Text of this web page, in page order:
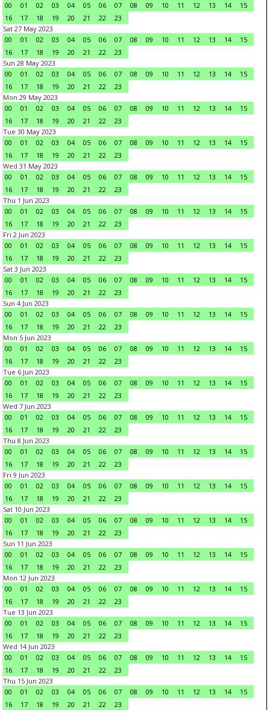
00
01 02 03 04 05 06 07 08 09 10 11 12 13 14
15
16
17 18 19 20 21 22
23
Sat 27 May 2023
00
01 02 03 04 05 06 07 08 09 10 11 12 13 14
15
16
17 18 19 20 21 22
23
Sun 28 May 2023
00
01 02 03 04 05 06 07 08 09 10 11 12 13 14
15
16
17 18 19 20 21 22
23
Mon 29 May 2023
00
01 02 03 04 05 06 07 08 09 10 11 12 13 14
15
16
17 18 19 20 21 22
23
Tue 30 May 2023
00
01 02 03 04 05 06 07 08 09 10 11 12 13 14
15
16
17 18 19 20 21 22
23
Wed 31 May 2023
00
01 02 03 04 05 06 07 08 09 10 11 12 13 14
15
16
17 18 19 20 21 22
23
Thu 1 Jun 2023
00
01 02 03 04 05 06 07 08 09 10 11 12 13 14
15
16
17 18 19 20 21 22
23
Fri 2 Jun 2023
00
01 02 03 04 05 06 07 08 09 10 11 12 13 14
15
16
17 18 19 20 21 22
23
Sat 3 Jun 2023
00
01 02 03 04 05 06 07 08 09 10 11 12 13 14
15
16
17 18 19 20 21 22
23
Sun 4 Jun 2023
00
01 02 03 04 05 06 07 08 09 10 11 12 13 14
15
16
17 18 19 20 21 22
23
Mon 5 Jun 2023
00
01 02 03 04 05 06 07 08 09 10 11 12 13 14
15
16
17 18 19 20 21 22
23
Tue 6 Jun 2023
00
01 02 03 04 05 06 07 08 09 10 11 12 13 14
15
16
17 18 19 20 21 22
23
Wed 7 Jun 2023
00
01 02 03 04 05 06 07 08 09 10 11 12 13 14
15
16
17 18 19 20 21 22
23
Thu 8 Jun 2023
00
01 02 03 04 05 06 07 08 09 10 11 12 13 14
15
16
17 18 19 20 21 22
23
Fri 9 Jun 2023
00
01 02 03 04 05 06 07 08 09 10 11 12 13 14
15
16
17 18 19 20 21 22
23
Sat 10 Jun 2023
00
01 02 03 04 05 06 07 08 09 10 11 12 13 14
15
16
17 18 19 20 21 22
23
Sun 11 Jun 2023
00
01 02 03 04 05 06 07 08 09 10 11 12 13 14
15
16
17 18 19 20 21 22
23
Mon 12 Jun 2023
00
01 02 03 04 05 06 07 08 09 10 11 12 13 14
15
16
17 18 19 20 21 22
23
Tue 13 Jun 2023
00
01 02 03 04 05 06 07 08 09 10 11 12 13 14
15
16
17 18 19 20 21 22
23
Wed 14 Jun 2023
00
01 02 03 04 05 06 07 08 09 10 11 12 13 14
15
16
17 18 19 20 21 22
23
Thu 15 Jun 2023
00
01 02 03 04 05 06 07 08 09 10 11 12 13 14
15
16
17 18 19 20 21 22
23